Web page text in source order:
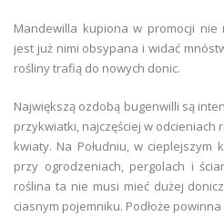
Mandewilla kupiona w promocji nie
jest już nimi obsypana i widać
rośliny trafią do nowych donic.
Największą ozdobą bugenwilli są
przykwiatki, najczęściej w
kwiaty. Na Południu, w cieplejszym
przy ogrodzeniach, pergolach i
roślina ta nie musi mieć dużej
ciasnym pojemniku. Podłoże